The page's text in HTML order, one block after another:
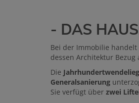
- DAS
Bei der Immobilie handelt
dessen Architektur
Die
Generalsanierung
Sie verfügt über zwei